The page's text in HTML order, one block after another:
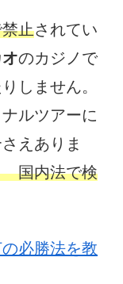
止されてい
のカジノで
しません。
ルツアーに
えありま
国内法で検
必勝法を教